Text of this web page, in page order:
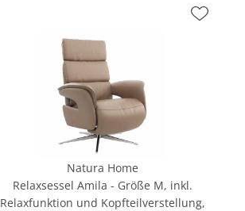
Natura Home
Relaxsessel Amila - Größe M, inkl.
Relaxfunktion und Kopfteilverstellung,